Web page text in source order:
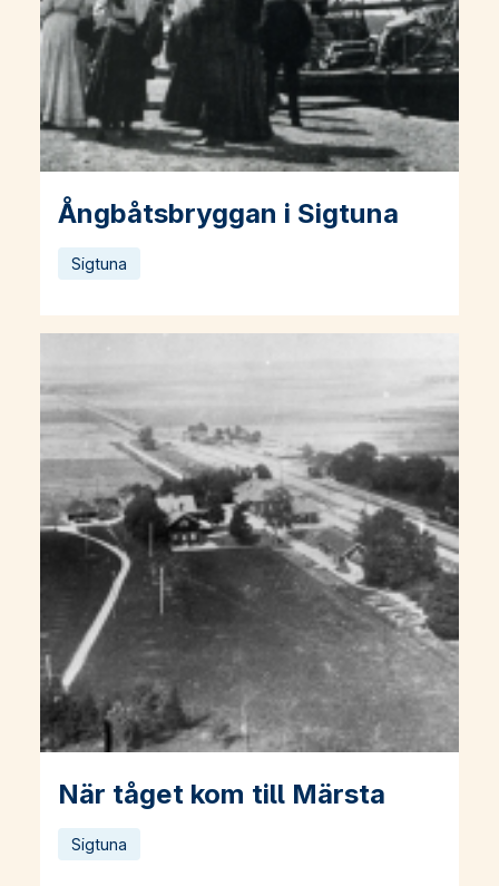
Ångbåtsbryggan i Sigtuna
Läs mer om Ångbåtsbryggan i Sigtuna
Sigtuna
När tåget kom till Märsta
Läs mer om När tåget kom till Märsta
Sigtuna